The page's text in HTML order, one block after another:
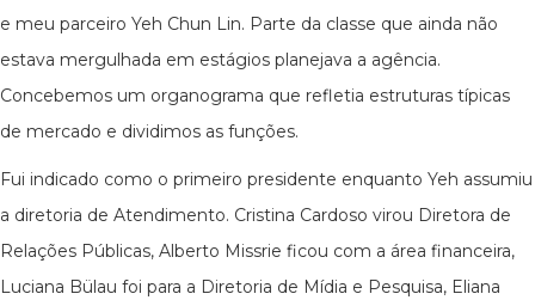
e meu parceiro Yeh Chun Lin. Parte da classe que ainda não
estava mergulhada em estágios planejava a agência.
Concebemos um organograma que refletia estruturas típicas
de mercado e dividimos as funções.
Fui indicado como o primeiro presidente enquanto Yeh assumiu
a diretoria de Atendimento. Cristina Cardoso virou Diretora de
Relações Públicas, Alberto Missrie ficou com a área financeira,
Luciana Bülau foi para a Diretoria de Mídia e Pesquisa, Eliana